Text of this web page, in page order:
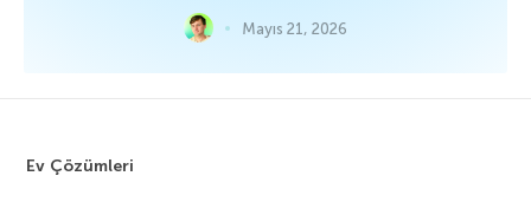
Mayıs 21, 2026
Ev Çözümleri